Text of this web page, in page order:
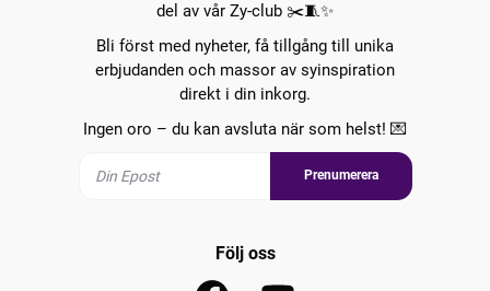
del av vår Zy-club ✂️🧵✨
Bli först med nyheter, få tillgång till unika
erbjudanden och massor av syinspiration
direkt i din inkorg.
Ingen oro – du kan avsluta när som helst! 💌
Prenumerera
Följ oss